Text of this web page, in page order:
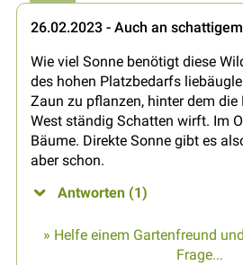
26.02.2023 - Auch an
Wie viel Sonne benötigt diese
des hohen Platzbedarfs
Zaun zu pflanzen, hinter dem die
West ständig Schatten wirft. Im
Bäume. Direkte Sonne gibt es
aber schon.
Antworten (1)
» Helfe einem Gartenfreund
Frage...